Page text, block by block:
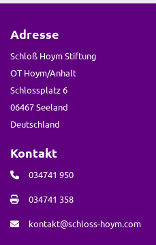
Adresse
Schloß Hoym Stiftung
OT Hoym/Anhalt
Schlossplatz 6
06467 Seeland
Deutschland
Kontakt
034741 950
034741 358
kontakt@schloss-hoym.com